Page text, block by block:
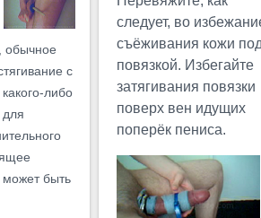
обычное
с
либо
для
может быть
следует, во
съёживания кожи
повязкой. Избегайте
затягивания повязки
поверх вен идущих
поперёк пениса.